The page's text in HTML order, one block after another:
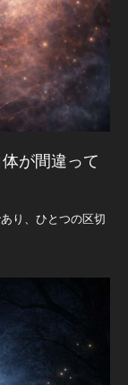
が間違って
り、ひとつの区切